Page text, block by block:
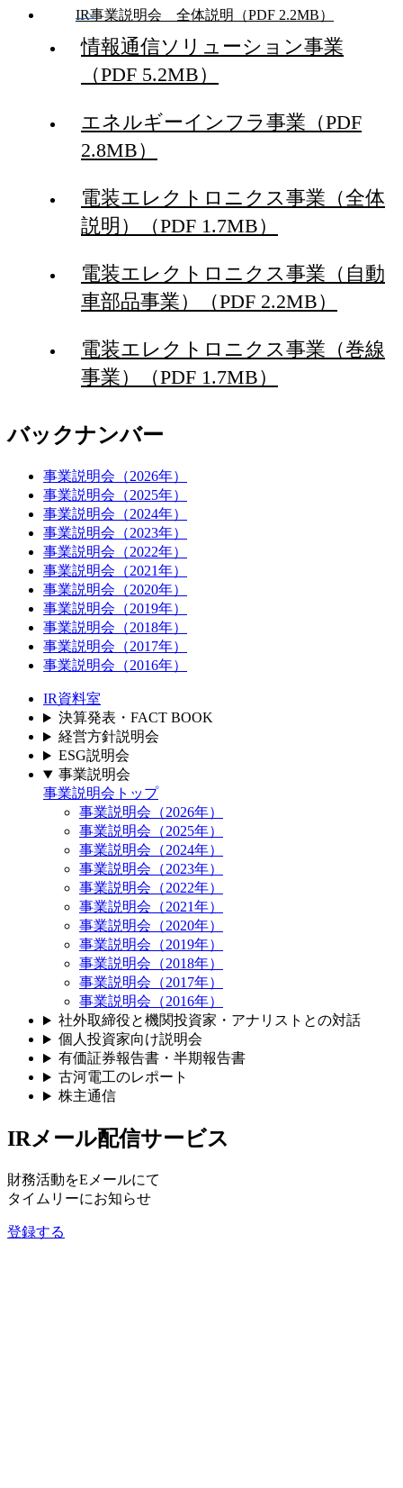
IR事業説明会 全体説明（PDF 2.2MB）
情報通信ソリューション事業
（PDF 5.2MB）
エネルギーインフラ事業（PDF
2.8MB）
電装エレクトロニクス事業（全体
説明）（PDF 1.7MB）
電装エレクトロニクス事業（自動
車部品事業）（PDF 2.2MB）
電装エレクトロニクス事業（巻線
事業）（PDF 1.7MB）
バックナンバー
事業説明会（2026年）
事業説明会（2025年）
事業説明会（2024年）
事業説明会（2023年）
事業説明会（2022年）
事業説明会（2021年）
事業説明会（2020年）
事業説明会（2019年）
事業説明会（2018年）
事業説明会（2017年）
事業説明会（2016年）
IR資料室
決算発表・FACT BOOK
経営方針説明会
ESG説明会
事業説明会
事業説明会トップ
事業説明会（2026年）
事業説明会（2025年）
事業説明会（2024年）
事業説明会（2023年）
事業説明会（2022年）
事業説明会（2021年）
事業説明会（2020年）
事業説明会（2019年）
事業説明会（2018年）
事業説明会（2017年）
事業説明会（2016年）
社外取締役と機関投資家・アナリストとの対話
個人投資家向け説明会
有価証券報告書・半期報告書
古河電工のレポート
株主通信
IRメール配信サービス
財務活動をEメールにて
タイムリーにお知らせ
登録する